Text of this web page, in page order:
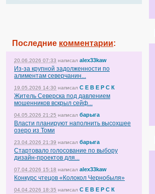
Последние комментарии:
20.06.2026 07:33 написал alex33kaw
Из-за крупной задолженности по
алиментам северчанин...
19.05.2026 14:30 написал С Е В Е Р С К
Житель Северска под давлением
мошенников вскрыл сейф...
04.05.2026 21:25 написал барыга
Власти планируют наполнить высохшее
озеро из Томи
23.04.2026 21:39 написал барыга
Стартовало голосование по выбору
дизайн-проектов для...
07.04.2026 15:18 написал alex33kaw
Конкурс чтецов «Колокол Чернобыля»
04.04.2026 18:35 написал С Е В Е Р С К